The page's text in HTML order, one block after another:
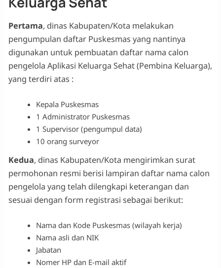
Pertama, dinas Kabupaten/Kota melakukan
pengumpulan daftar Puskesmas yang nantinya
digunakan untuk pembuatan daftar nama calon
pengelola Aplikasi Keluarga Sehat (Pembina Keluarga),
yang terdiri atas :
Kepala Puskesmas
1 Administrator Puskesmas
1 Supervisor (pengumpul data)
10 orang surveyor
Kedua, dinas Kabupaten/Kota mengirimkan surat
permohonan resmi berisi lampiran daftar nama calon
pengelola yang telah dilengkapi keterangan dan
sesuai dengan form registrasi sebagai berikut:
Nama dan Kode Puskesmas (wilayah kerja)
Nama asli dan NIK
Jabatan
Nomer HP dan E-mail aktif